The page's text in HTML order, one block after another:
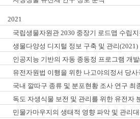
2021
국립생물자원관 2030 중장기 로드맵 수립
생물다양성 디지털 정보 구축 및 관리(2021)
인공지능 기반의 자동 종동정 프로그램 개
유전자원법 이행을 위한 나고야의정서 당
도)
국내 깔따구 종류 및 분포현황 조사 연구 최
독도 자생식물 보전 및 관리를 위한 유전자
민물가마우지의 생태적 영향 파악 및 관리